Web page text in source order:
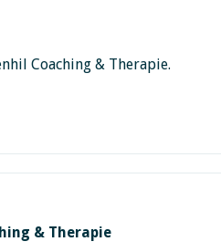
Coaching & Therapie.
& Therapie